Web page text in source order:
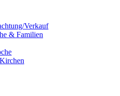
Verkauf
& Familien